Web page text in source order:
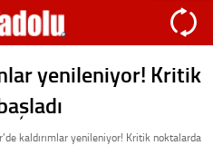
yenileniyor! Kritik
kaldırımlar yenileniyor! Kritik noktalarda